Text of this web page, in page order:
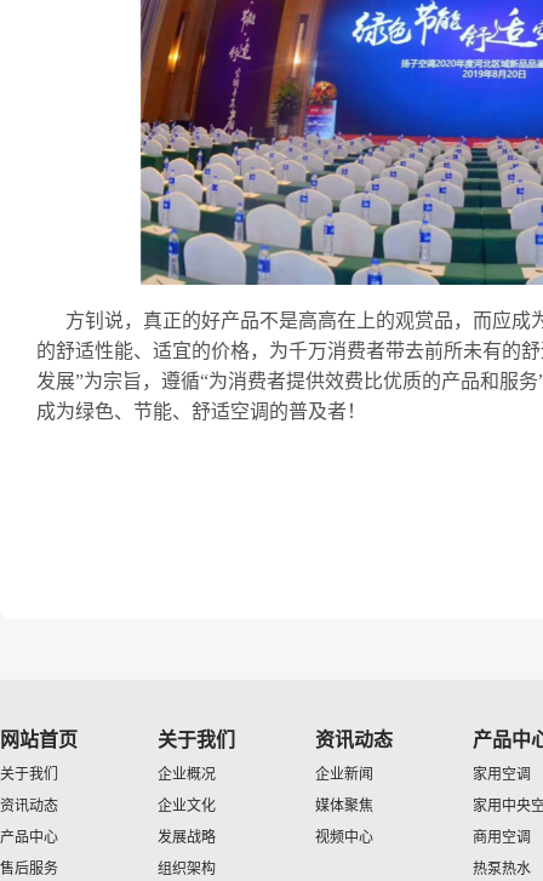
方钊说，真正的好产品不是高高在上的观赏品，而应成
的舒适性能、适宜的价格，为千万消费者带去前所未有的
发展”为宗旨，遵循“为消费者提供效费比优质的产品和服
成为绿色、节能、舒适空调的普及者！
网站首页
关于我们
资讯动态
产品中心
售后服务
关于我们
企业概况
企业文化
发展战略
组织架构
资讯动态
企业新闻
媒体聚焦
视频中心
产品中
家用空调
家用中央
商用空调
热泵热水